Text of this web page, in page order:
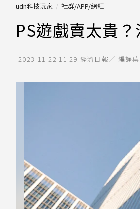
udn科技玩家 社群/APP/網紅
PS遊戲賣太貴
2023-11-22 11:29 經濟日報／ 編譯